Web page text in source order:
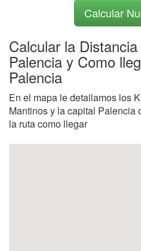
Calcular
Calcular la
Palencia y Como
Palencia
En el mapa le detallamos los
Mantinos y la capital Palencia
la ruta como llegar